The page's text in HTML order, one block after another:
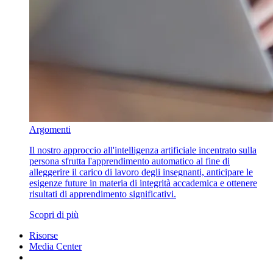
Argomenti
Il nostro approccio all'intelligenza artificiale incentrato sulla
persona sfrutta l'apprendimento automatico al fine di
alleggerire il carico di lavoro degli insegnanti, anticipare le
esigenze future in materia di integrità accademica e ottenere
risultati di apprendimento significativi.
Scopri di più
Risorse
Media Center